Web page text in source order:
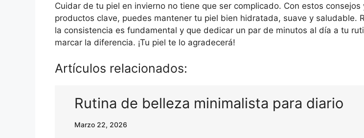
Cuidar de tu piel en invierno no tiene que ser complicado. Con estos consejos
productos clave, puedes mantener tu piel bien hidratada, suave y saludable.
la consistencia es fundamental y que dedicar un par de minutos al día a tu
marcar la diferencia. ¡Tu piel te lo agradecerá!
Artículos relacionados:
Rutina de belleza minimalista para diario
Marzo 22, 2026